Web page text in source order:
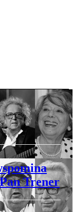
Polacy,
roku
Trener